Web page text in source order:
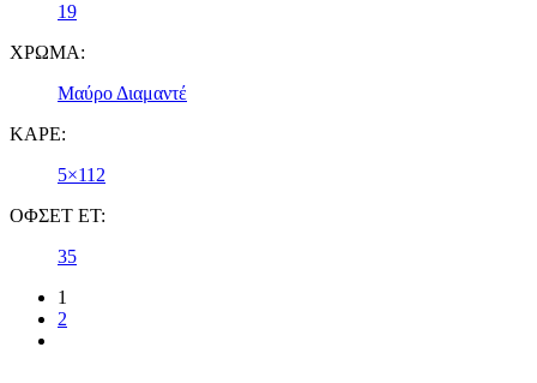
19
ΧΡΩΜΑ:
Μαύρο Διαμαντέ
ΚΑΡΕ:
5×112
ΟΦΣΕΤ ET:
35
1
2